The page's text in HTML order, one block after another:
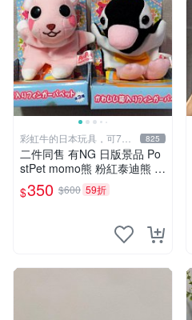
彩虹牛的日本玩具，可7取
付
825
二件同售 有NG 日版景品 Po
stPet momo熊 粉紅泰迪熊 妹
妹 comomo 企鵝 娃娃 布偶
手指頭 娃娃
$350 $600 59折